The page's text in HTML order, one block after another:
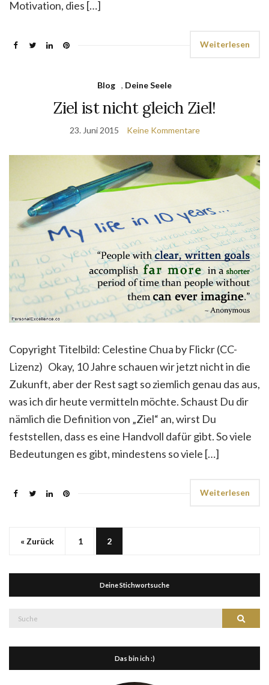
Motivation, dies […]
Weiterlesen
Blog , Deine Seele
Ziel ist nicht gleich Ziel!
23. Juni 2015 Keine Kommentare
Copyright Titelbild: Celestine Chua by Flickr (CC-
Lizenz) Okay, 10 Jahre schauen wir jetzt nicht in die
Zukunft, aber der Rest sagt so ziemlich genau das aus,
was ich dir heute vermitteln möchte. Schaust Du dir
nämlich die Definition von „Ziel“ an, wirst Du
feststellen, dass es eine Handvoll dafür gibt. So viele
Bedeutungen es gibt, mindestens so viele […]
Weiterlesen
« Zurück 1 2
Deine Stichwortsuche
Suche
Suche
Das bin ich :)